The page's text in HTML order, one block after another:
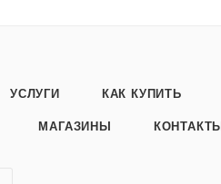
УСЛУГИ КАК КУПИТЬ
МАГАЗИНЫ КОНТАКТЫ